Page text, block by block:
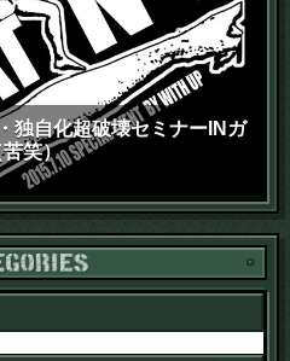
独自化超破壊セミナーINガ
笑）